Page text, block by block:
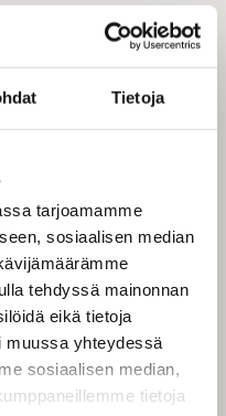
Tietoja
tarjoamamme
sosiaalisen median
tehdyssä mainonnan
eikä tietoja
muussa yhteydessä
sosiaalisen median,
tietoja